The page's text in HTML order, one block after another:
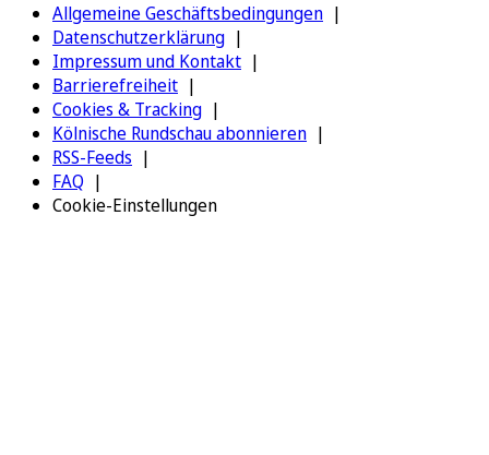
Allgemeine Geschäftsbedingungen
Datenschutzerklärung
Impressum und Kontakt
Barrierefreiheit
Cookies & Tracking
Kölnische Rundschau abonnieren
RSS-Feeds
FAQ
Cookie-Einstellungen